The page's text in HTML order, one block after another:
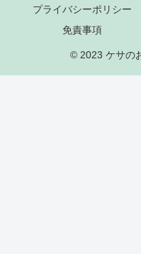
プライバシーポリシー
免責事項
© 2023 ケサの